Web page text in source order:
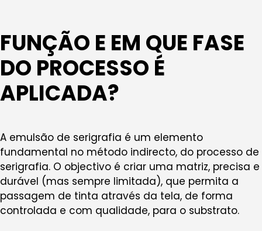
FUNÇÃO E EM QUE FASE
DO PROCESSO É
APLICADA?
A emulsão de serigrafia é um elemento
fundamental no método indirecto, do processo de
serigrafia. O objectivo é criar uma matriz, precisa e
durável (mas sempre limitada), que permita a
passagem de tinta através da tela, de forma
controlada e com qualidade, para o substrato.